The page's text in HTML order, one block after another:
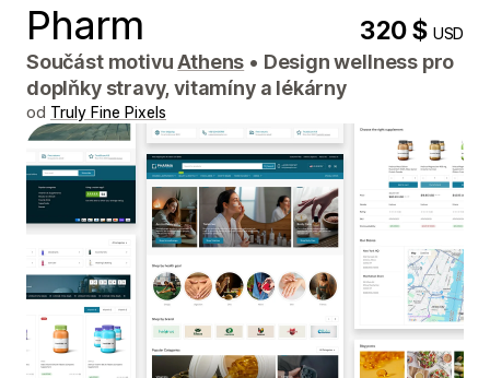
Pharm 320 $USD
Součást motivuAthens • Design wellness pro
doplňky stravy, vitamíny a lékárny
od Truly Fine Pixels